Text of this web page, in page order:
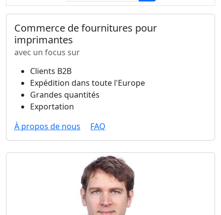
Commerce de fournitures pour
imprimantes
avec un focus sur
Clients B2B
Expédition dans toute l'Europe
Grandes quantités
Exportation
À propos de nous
FAQ